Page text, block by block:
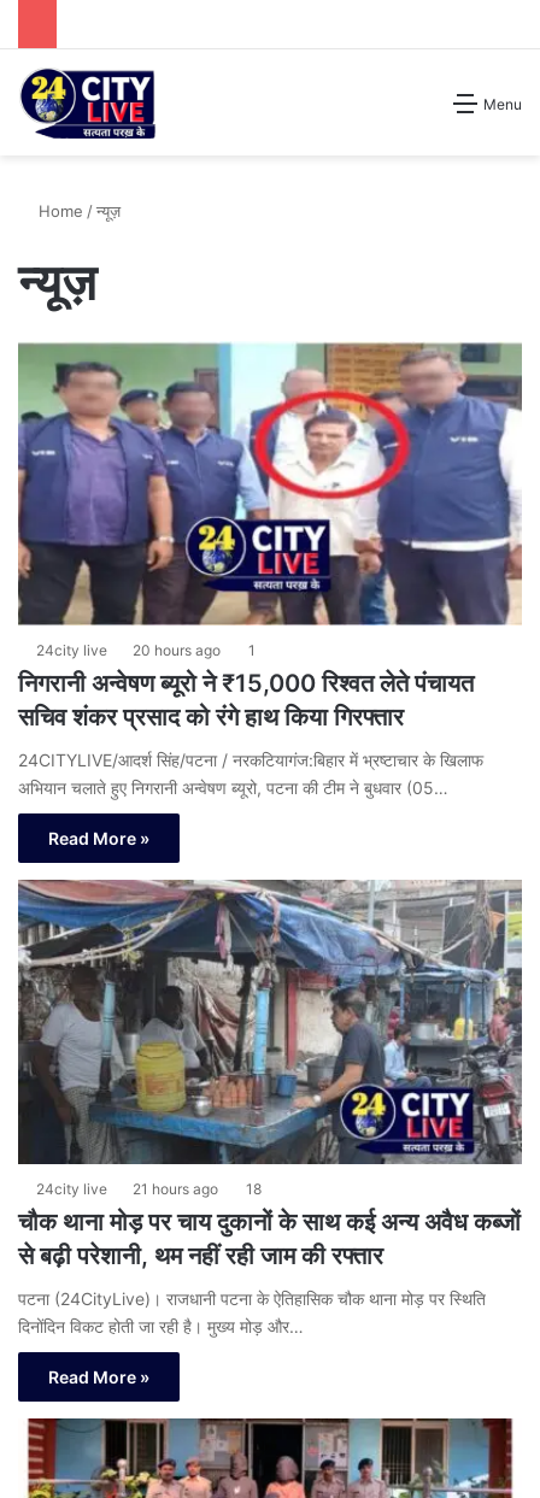
Menu
Search for
Home /न्यूज़
न्यूज़
24city live 20 hours ago 1
निगरानी अन्वेषण ब्यूरो ने ₹15,000 रिश्वत लेते पंचायत
सचिव शंकर प्रसाद को रंगे हाथ किया गिरफ्तार
24CITYLIVE/आदर्श सिंह/पटना / नरकटियागंज:बिहार में भ्रष्टाचार के खिलाफ
अभियान चलाते हुए निगरानी अन्वेषण ब्यूरो, पटना की टीम ने बुधवार (05…
Read More »
24city live 21 hours ago 18
चौक थाना मोड़ पर चाय दुकानों के साथ कई अन्य अवैध कब्जों
से बढ़ी परेशानी, थम नहीं रही जाम की रफ्तार
पटना (24CityLive)। राजधानी पटना के ऐतिहासिक चौक थाना मोड़ पर स्थिति
दिनोंदिन विकट होती जा रही है। मुख्य मोड़ और…
Read More »